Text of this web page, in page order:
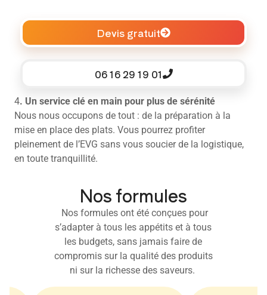
Devis gratuit
06 16 29 19 01
4. Un service clé en main pour plus de sérénité
Nous nous occupons de tout : de la préparation à la
mise en place des plats. Vous pourrez profiter
pleinement de l’EVG sans vous soucier de la logistique,
en toute tranquillité.
Nos formules
Nos formules ont été conçues pour
s’adapter à tous les appétits et à tous
les budgets, sans jamais faire de
compromis sur la qualité des produits
ni sur la richesse des saveurs.